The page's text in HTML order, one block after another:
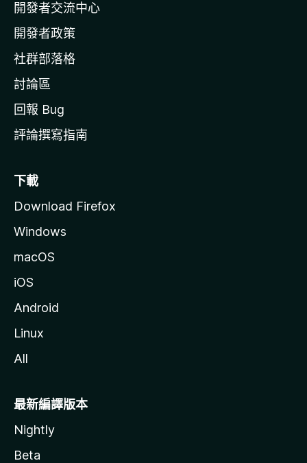
官
網
開發者交流中心
開發者政策
社群部落格
討論區
回報 Bug
評論撰寫指南
下載
Download Firefox
Windows
macOS
iOS
Android
Linux
All
最新編譯版本
Nightly
Beta